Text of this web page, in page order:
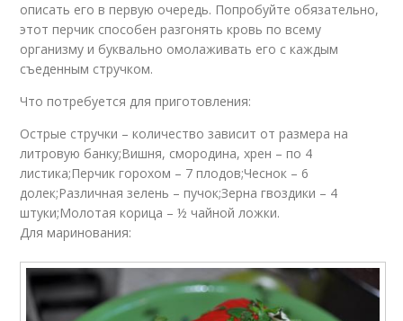
описать его в первую очередь. Попробуйте обязательно,
этот перчик способен разгонять кровь по всему
организму и буквально омолаживать его с каждым
съеденным стручком.
Что потребуется для приготовления:
Острые стручки – количество зависит от размера на
литровую банку;Вишня, смородина, хрен – по 4
листика;Перчик горохом – 7 плодов;Чеснок – 6
долек;Различная зелень – пучок;Зерна гвоздики – 4
штуки;Молотая корица – ½ чайной ложки.
Для маринования: